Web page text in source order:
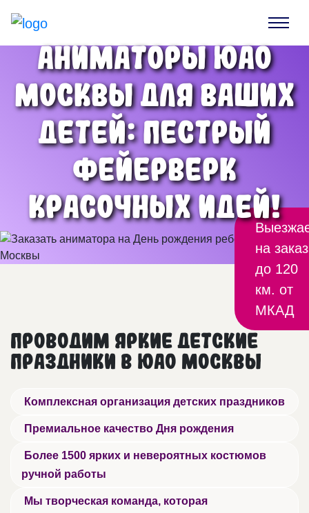
Аниматоры ЮАО
Москвы для ваших
детей: пестрый
фейерверк
красочных идей!
на заказ
до 120
км. от
МКАД
Проводим яркие детские
праздники в ЮАО Москвы
Комплексная организация детских праздников
Премиальное качество Дня рождения
Более 1500 ярких и невероятных костюмов
ручной работы
Мы творческая команда, которая